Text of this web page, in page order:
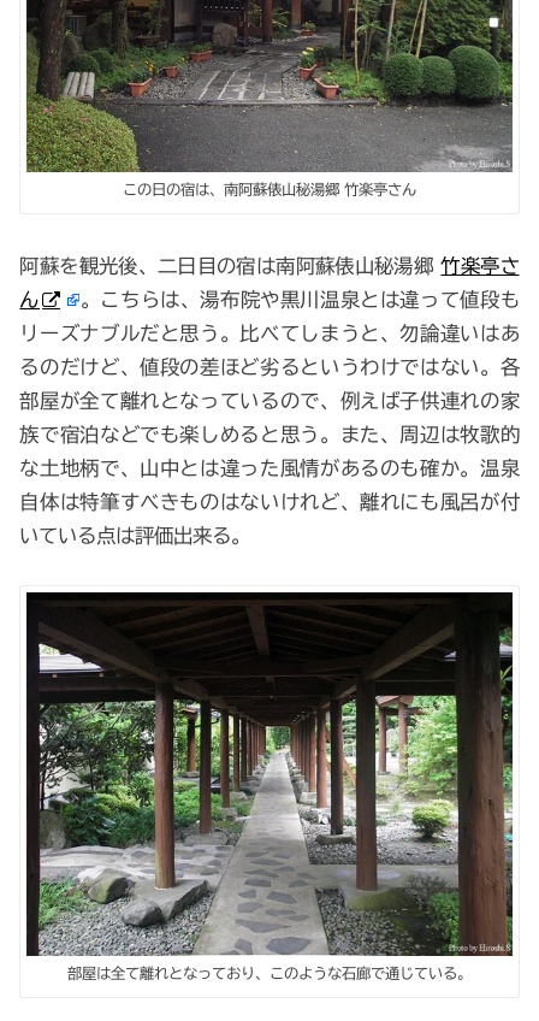
この日の宿は、南阿蘇俵山秘湯郷 竹楽亭さん
阿蘇を観光後、二日目の宿は南阿蘇俵山秘湯郷竹楽亭さ
ん
。こちらは、湯布院や黒川温泉とは違って値段も
リーズナブルだと思う。比べてしまうと、勿論違いはあ
るのだけど、値段の差ほど劣るというわけではない。各
部屋が全て離れとなっているので、例えば子供連れの家
族で宿泊などでも楽しめると思う。また、周辺は牧歌的
な土地柄で、山中とは違った風情があるのも確か。温泉
自体は特筆すべきものはないけれど、離れにも風呂が付
いている点は評価出来る。
部屋は全て離れとなっており、このような石廊で通じている。